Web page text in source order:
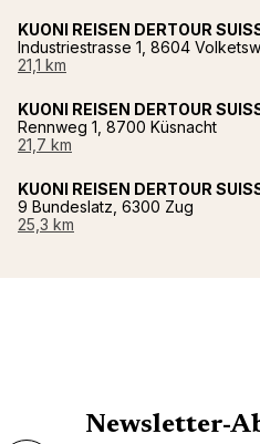
KUONI REISEN DERTOUR
Industriestrasse 1, 8604
21,1 km
KUONI REISEN DERTOUR
Rennweg 1, 8700 Küsnacht
21,7 km
KUONI REISEN DERTOUR
9 Bundeslatz, 6300 Zug
25,3 km
Newsletter-